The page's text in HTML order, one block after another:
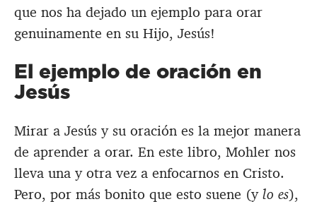
que nos ha dejado un ejemplo para orar
genuinamente en su Hijo, Jesús!
El ejemplo de oración en
Jesús
Mirar a Jesús y su oración es la mejor manera
de aprender a orar. En este libro, Mohler nos
lleva una y otra vez a enfocarnos en Cristo.
Pero, por más bonito que esto suene (ylo es),